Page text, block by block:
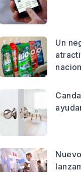
Un